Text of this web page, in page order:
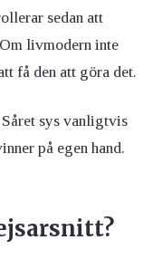
sedan att
livmodern inte
få den att göra det.
Såret sys vanligtvis
på egen hand.